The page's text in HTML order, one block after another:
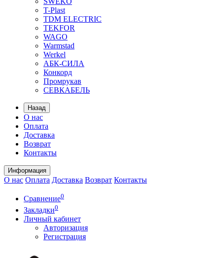
T-Plast
TDM ELECTRIC
TEKFOR
WAGO
Warmstad
Werkel
АБК-СИЛА
Конкорд
Промрукав
СЕВКАБЕЛЬ
Назад
О нас
Оплата
Доставка
Возврат
Контакты
Информация
О нас Оплата Доставка Возврат Контакты
Сравнение0
Закладки0
Личный кабинет
Авторизация
Регистрация